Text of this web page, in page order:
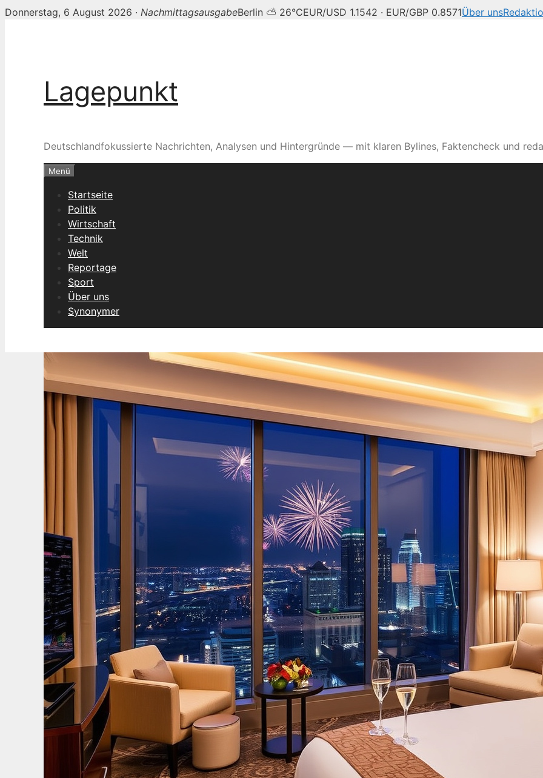
Donnerstag, 6 August 2026 · NachmittagsausgabeBerlin ⛅ 26°CEUR/USD 1.1542 · EUR/GBP 0.8571Über uns
Lagepunkt
Deutschlandfokussierte Nachrichten, Analysen und Hintergründe — mit klaren Bylines, Faktencheck und
Menü
Startseite
Politik
Wirtschaft
Technik
Welt
Reportage
Sport
Über uns
Synonymer